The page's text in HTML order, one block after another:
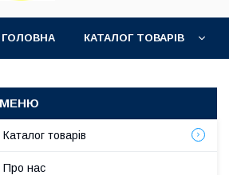
ГОЛОВНА КАТАЛОГ ТОВАРІВ
Каталог товарів
Про нас